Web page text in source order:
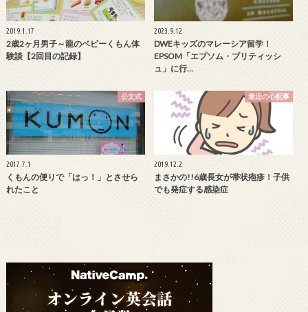
2019.1.17
2歳2ヶ月男子～龍のベビーくもん体
験談【2回目の記録】
2023.9.12
DWEキッズのマレーシア留学！
EPSOM「エプソム・ブリティッシ
ュ」に行…
公文式
2017.7.1
くもんの便りで「はっ！」とさせら
れたこと
最近の心配事
2019.12.2
まさかの!!6歳長女が帯状疱疹！子供
でも発症する感染症